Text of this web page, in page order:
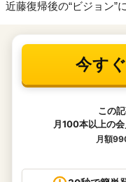
近藤復帰後の“ビジョン”